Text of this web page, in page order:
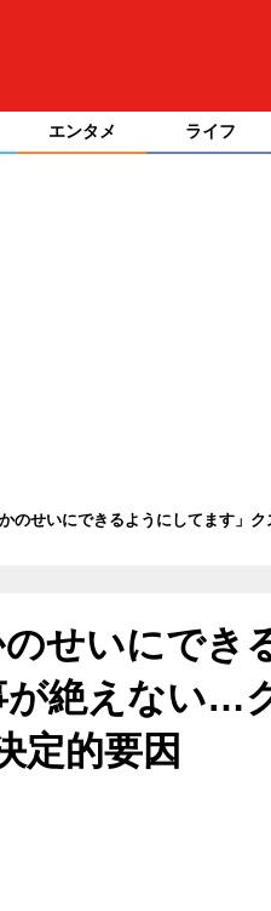
エンタメ ライフ
かのせいにできるようにしてます」
のせいにでき
が絶えない…
定的要因